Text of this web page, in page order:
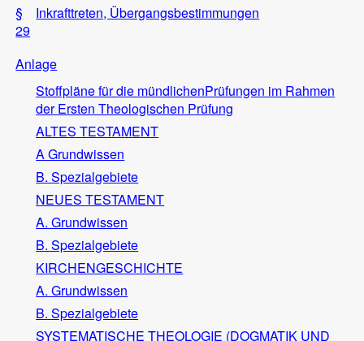
§
29
Inkrafttreten, Übergangsbestimmungen
Anlage
Stoffpläne für die mündlichenPrüfungen im Rahmen
der Ersten Theologischen Prüfung
ALTES TESTAMENT
A Grundwissen
B. Spezialgebiete
NEUES TESTAMENT
A. Grundwissen
B. Spezialgebiete
KIRCHENGESCHICHTE
A. Grundwissen
B. Spezialgebiete
SYSTEMATISCHE THEOLOGIE (DOGMATIK UND